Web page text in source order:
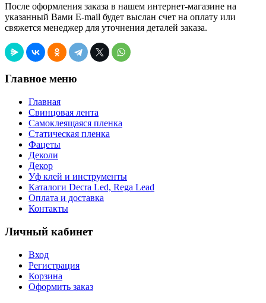
После оформления заказа в нашем интернет-магазине на
указанный Вами E-mail будет выслан счет на оплату или
свяжется менеджер для уточнения деталей заказа.
Главное меню
Главная
Свинцовая лента
Самоклеящаяся пленка
Статическая пленка
Фацеты
Деколи
Декор
Уф клей и инструменты
Каталоги Decra Led, Rega Lead
Оплата и доставка
Контакты
Личный кабинет
Вход
Регистрация
Корзина
Оформить заказ